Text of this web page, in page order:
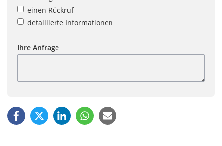
einen Rückruf
detaillierte Informationen
Ihre Anfrage